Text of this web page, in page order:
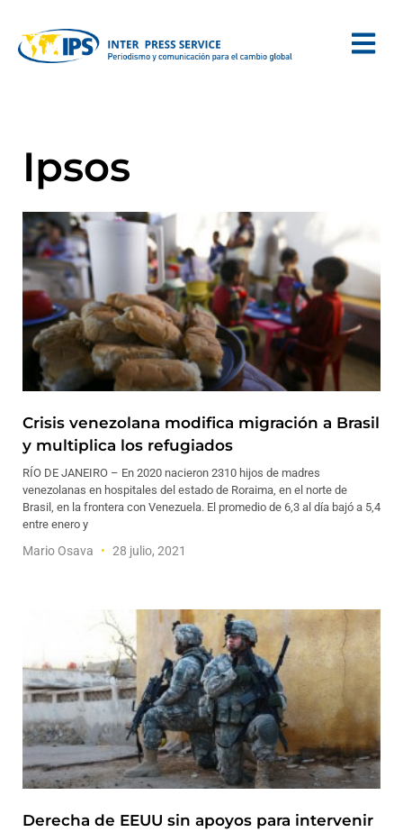
Ipsos
Crisis venezolana modifica migración a Brasil
y multiplica los refugiados
RÍO DE JANEIRO – En 2020 nacieron 2310 hijos de madres
venezolanas en hospitales del estado de Roraima, en el norte de
Brasil, en la frontera con Venezuela. El promedio de 6,3 al día bajó a 5,4
entre enero y
Mario Osava 28 julio, 2021
Derecha de EEUU sin apoyos para intervenir